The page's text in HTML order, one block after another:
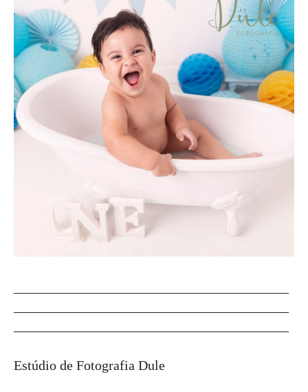
Estúdio de Fotografia Dule